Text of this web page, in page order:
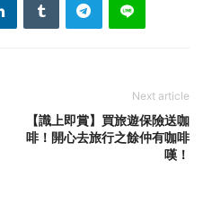
Next article
【識上即賞】買旅遊保險送咖
啡！開心去旅行之餘仲有咖啡
嘆！